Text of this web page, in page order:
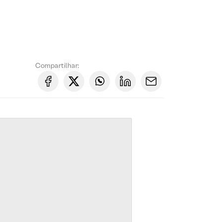
Compartilhar: